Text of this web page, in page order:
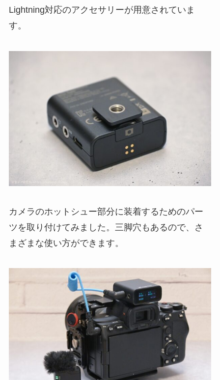
Lightning対応のアクセサリーが用意されていま
す。
カメラのホットシュー部分に装着するためのパー
ツを取り付けてみました。三脚穴もあるので、さ
まざまな使い方ができます。